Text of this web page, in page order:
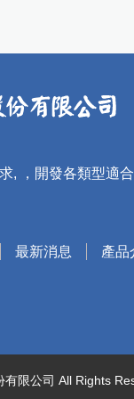
, ，開發各類型適
最新消息 產品
限公司 All Rights